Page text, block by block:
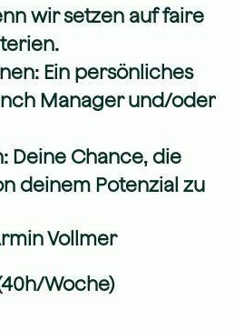
wir setzen auf faire
Ein persönliches
Manager und/oder
Deine Chance, die
deinem Potenzial zu
Vollmer
Woche)